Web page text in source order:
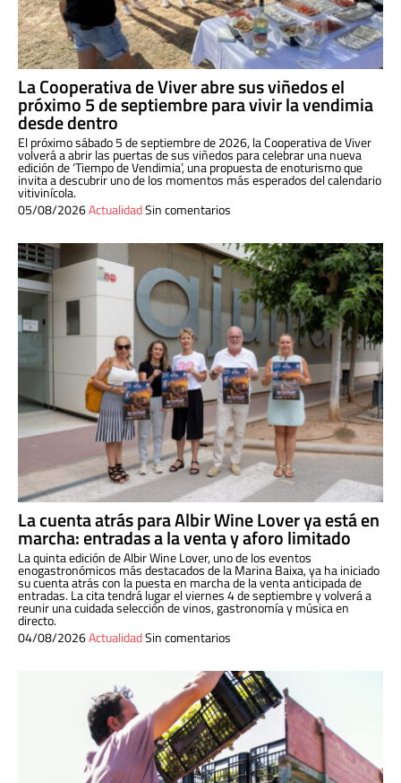
La Cooperativa de Viver abre sus viñedos el
próximo 5 de septiembre para vivir la vendimia
desde dentro
El próximo sábado 5 de septiembre de 2026, la Cooperativa de Viver
volverá a abrir las puertas de sus viñedos para celebrar una nueva
edición de ‘Tiempo de Vendimia’, una propuesta de enoturismo que
invita a descubrir uno de los momentos más esperados del calendario
vitivinícola.
05/08/2026ActualidadSin comentarios
La cuenta atrás para Albir Wine Lover ya está en
marcha: entradas a la venta y aforo limitado
La quinta edición de Albir Wine Lover, uno de los eventos
enogastronómicos más destacados de la Marina Baixa, ya ha iniciado
su cuenta atrás con la puesta en marcha de la venta anticipada de
entradas. La cita tendrá lugar el viernes 4 de septiembre y volverá a
reunir una cuidada selección de vinos, gastronomía y música en
directo.
04/08/2026ActualidadSin comentarios